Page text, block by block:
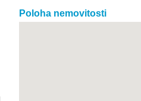
Poloha nemovitosti